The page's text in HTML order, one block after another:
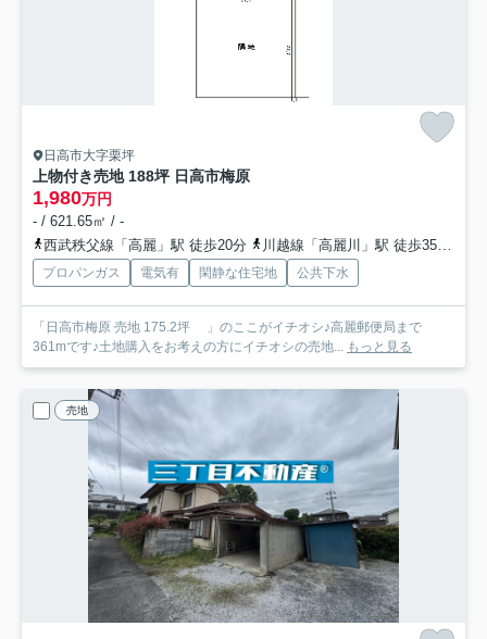
日高市大字栗坪
上物付き売地 188坪 日高市梅原
1,980万円
- / 621.65㎡ / -
西武秩父線「高麗」駅 徒歩20分
川越線「高麗川」駅 徒歩35分
プロパンガス 電気有 閑静な住宅地 公共下水
「日高市梅原 売地 175.2坪 」のここがイチオシ♪高麗郵便局まで
361mです♪土地購入をお考えの方にイチオシの売地... もっと見る
売地